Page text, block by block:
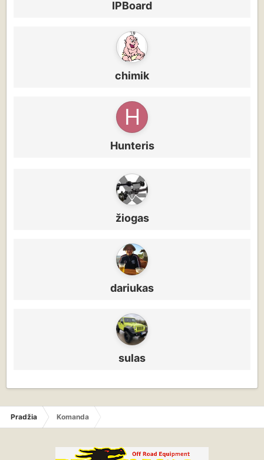
IPBoard
chimik
Hunteris
žiogas
dariukas
sulas
Pradžia Komanda